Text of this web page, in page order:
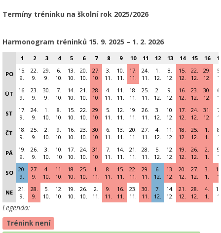
Termíny tréninku na školní rok 2025/2026
Harmonogram tréninků 15. 9. 2025 – 1. 2. 2026
1 2 3 4 5 6 7 8 9 10 11 12 13 14 15 16
PO
15.
9.
22.
9.
29.
9.
6.
10.
13.
10.
20.
10.
27.
10.
3.
11.
10.
11.
17.
11.
24.
11.
1.
12.
8.
12.
15.
12.
22.
12.
29.
12.
5.
1.
ÚT
16.
9.
23.
9.
30.
9.
7.
10.
14.
10.
21.
10.
28.
10.
4.
11.
11.
11.
18.
11.
25.
11.
2.
12.
9.
12.
16.
12.
23.
12.
30.
12.
6.
1.
ST
17.
9.
24.
9.
1.
10.
8.
10.
15.
10.
22.
10.
29.
10.
5.
11.
12.
11.
19.
11.
26.
11.
3.
12.
10.
12.
17.
12.
24.
12.
31.
12.
7.
1.
ČT
18.
9.
25.
9.
2.
10.
9.
10.
16.
10.
23.
10.
30.
10.
6.
11.
13.
11.
20.
11.
27.
11.
4.
12.
11.
12.
18.
12.
25.
12.
1.
1.
8.
1.
PÁ
19.
9.
26.
9.
3.
10.
10.
10
17.
10.
24.
10.
31.
10.
7.
11.
14.
11.
21.
11.
28.
11.
5.
12.
12.
12.
19.
12.
26.
12.
2.
1.
9.
1.
SO
20.
9.
27.
9.
4.
10.
11.
10.
18.
10.
25.
10.
1.
11.
8.
11.
15.
11.
22.
11.
29.
11.
6.
12.
13.
12.
20.
12.
27.
12.
3.
1.
1.
NE
21.
9.
28.
9.
5.
10.
12.
10.
19.
10.
26.
10.
2.
11.
9.
11.
16.
11.
23.
11.
30.
11.
7.
12.
14.
12.
21.
12.
28.
12.
4.
1.
1.
Legenda:
Trénink není